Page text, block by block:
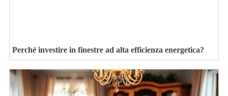
Perché investire in finestre ad alta efficienza energetica?